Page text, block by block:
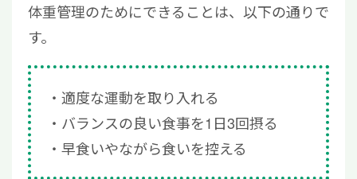
体重管理のためにできることは、以下の通りで
す。
適度な運動を取り入れる
バランスの良い食事を1日3回摂る
早食いやながら食いを控える